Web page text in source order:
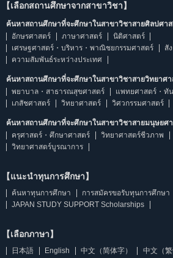
【เลือกสถานศึกษาจากสาขาวิชา】
ค้นหาสถานศึกษาที่จะศึกษาในสาขาวิชาสายศิลปศา
อักษรศาสตร์
ภาษาศาสตร์
นิติศาสตร์
เศรษฐศาสตร์・บริหาร・พาณิชยกรรมศาสตร์
สั
ความสัมพันธ์ระหว่างประเทศ
ค้นหาสถานศึกษาที่จะศึกษาในสาขาวิชาสายวิทยาศา
พยาบาล・สาธารณสุขศาสตร์
แพทยศาสตร์・ทั
เภสัชศาสตร์
วิทยาศาสตร์ วิศวกรรมศาสตร์
ค้นหาสถานศึกษาที่จะศึกษาในสาขาวิชาสายมนุษยศ
ครุศาสตร์・ศึกษาศาสตร์
วิทยาศาสตร์ชีวภาพ
วิทยาศาสตร์บูรณาการ
【แนะนำทุนการศึกษา】
ค้นหาทุนการศึกษา
การสมัครขอรับทุนการศึกษา
JAPAN STUDY SUPPORT Scholarships
【เลือกภาษา】
日本語 English 中文（简体字） 中文（繁